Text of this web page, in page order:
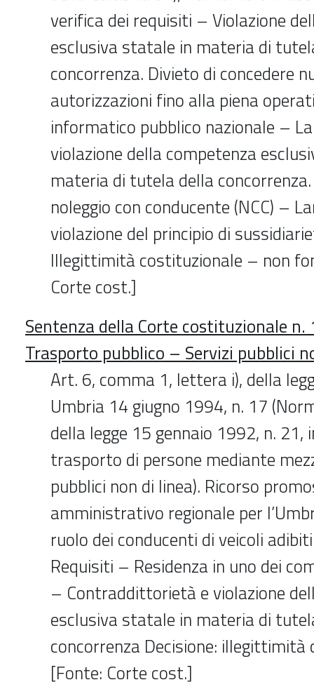
verifica dei requisiti – Violazione
esclusiva statale in materia di
concorrenza. Divieto di concedere
autorizzazioni fino alla piena
informatico pubblico nazionale –
violazione della competenza
materia di tutela della
noleggio con conducente (NCC) –
violazione del principio di
Illegittimità costituzionale – non
Corte cost.]
Sentenza della Corte costituzionale
Trasporto pubblico – Servizi pubblici
Art. 6, comma 1, lettera i), della
Umbria 14 giugno 1994, n. 17
della legge 15 gennaio 1992, n. 21,
trasporto di persone mediante
pubblici non di linea). Ricorso
amministrativo regionale per
ruolo dei conducenti di veicoli
Requisiti – Residenza in uno dei
– Contraddittorietà e violazione
esclusiva statale in materia di
concorrenza Decisione: illegittimità
[Fonte: Corte cost.]